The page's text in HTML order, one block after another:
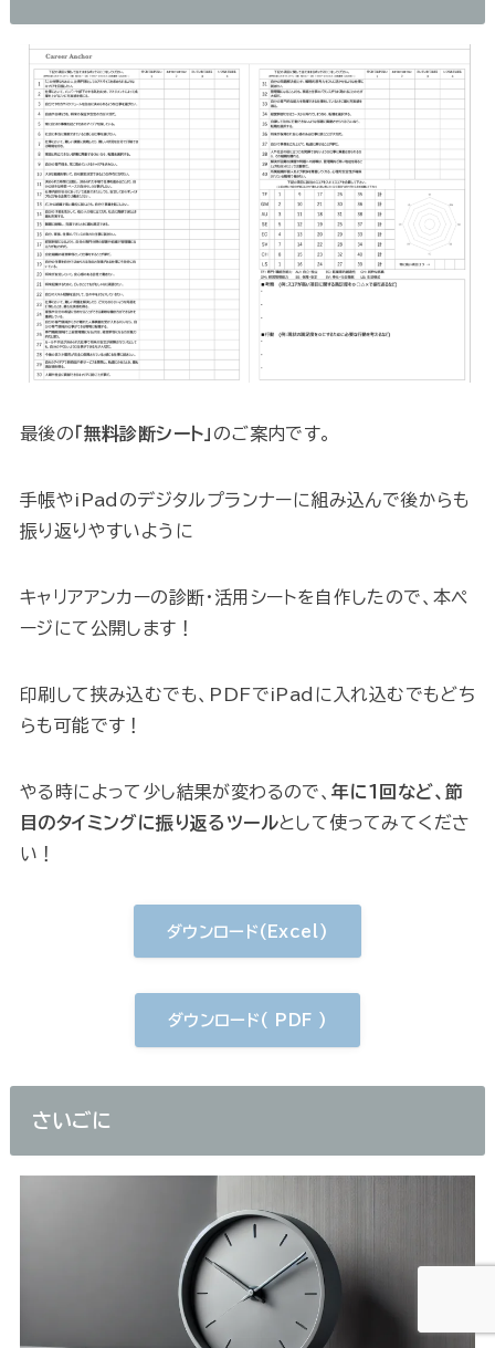
最後の 「無料診断シート」 のご案内です。
手帳やiPadのデジタルプランナーに組み込んで後からも
振り返りやすいように
キャリアアンカーの診断・活用シートを自作したので、本ペ
ージにて公開します！
印刷して挟み込むでも、PDFでiPadに入れ込むでもどち
らも可能です！
やる時によって少し結果が変わるので、年に１回など、節
目のタイミングに振り返るツールとして使ってみてくださ
い！
ダウンロード(Excel)
ダウンロード( PDF )
さいごに